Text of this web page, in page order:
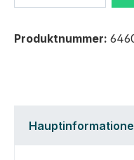
Produktnummer: